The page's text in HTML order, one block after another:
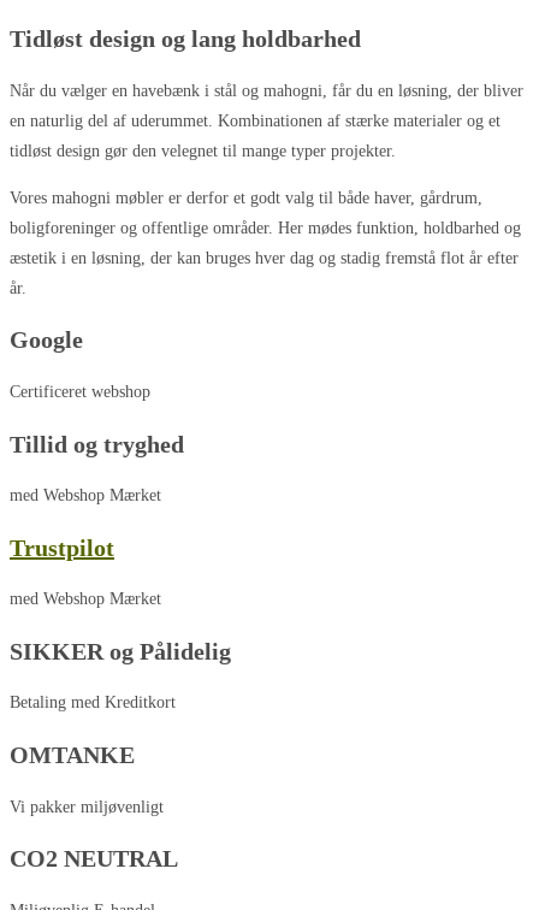
Tidløst design og lang holdbarhed
Når du vælger en havebænk i stål og mahogni, får du en løsning, der bliver
en naturlig del af uderummet. Kombinationen af stærke materialer og et
tidløst design gør den velegnet til mange typer projekter.
Vores mahogni møbler er derfor et godt valg til både haver, gårdrum,
boligforeninger og offentlige områder. Her mødes funktion, holdbarhed og
æstetik i en løsning, der kan bruges hver dag og stadig fremstå flot år efter
år.
Google
Certificeret webshop
Tillid og tryghed
med Webshop Mærket
Trustpilot
med Webshop Mærket
SIKKER og Pålidelig
Betaling med Kreditkort
OMTANKE
Vi pakker miljøvenligt
CO2 NEUTRAL